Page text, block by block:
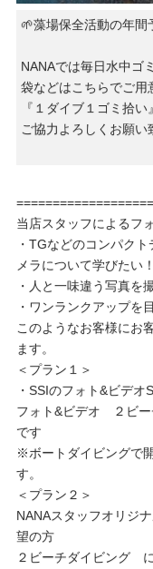
🌱藻場保全活動の年間
NANAでは毎日水中ゴ
袋などはこちらでご用
『１ダイブ１ゴミ拾い』
ご協力よろしくお願い
当店スタッフによるフ
・TGなどのコンパク
メラについて学びたい！
・人と一味違う写真を
・ワンランクアップを
このようなお客様にお
ます。
＜プラン１＞
・SSIのフォト&ビデ
フォト&ビデオ ２ビ
です
※ボートダイビングで
す。
＜プラン２＞
NANAスタッフオリジ
望の方
２ビーチダイビング